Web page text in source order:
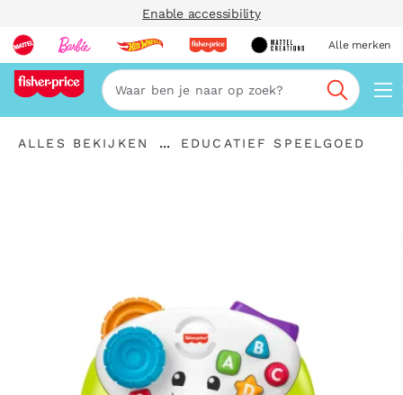
Enable accessibility
Alle merken
Zoeken
"Alles
ALLES BEKIJKEN
...
"EDUCATIEF SPEELGOED